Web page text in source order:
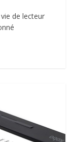
de lecteur